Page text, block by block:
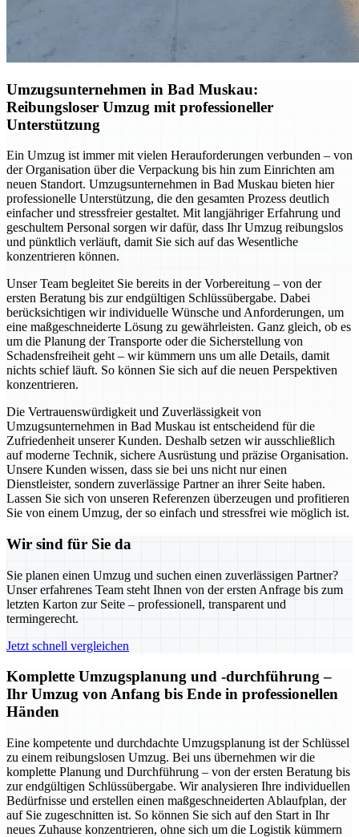
Umzugsunternehmen in Bad Muskau:
Reibungsloser Umzug mit professioneller
Unterstützung
Ein Umzug ist immer mit vielen Herauforderungen verbunden – von
der Organisation über die Verpackung bis hin zum Einrichten am
neuen Standort. Umzugsunternehmen in Bad Muskau bieten hier
professionelle Unterstützung, die den gesamten Prozess deutlich
einfacher und stressfreier gestaltet. Mit langjähriger Erfahrung und
geschultem Personal sorgen wir dafür, dass Ihr Umzug reibungslos
und pünktlich verläuft, damit Sie sich auf das Wesentliche
konzentrieren können.
Unser Team begleitet Sie bereits in der Vorbereitung – von der
ersten Beratung bis zur endgültigen Schlüssübergabe. Dabei
berücksichtigen wir individuelle Wünsche und Anforderungen, um
eine maßgeschneiderte Lösung zu gewährleisten. Ganz gleich, ob es
um die Planung der Transporte oder die Sicherstellung von
Schadensfreiheit geht – wir kümmern uns um alle Details, damit
nichts schief läuft. So können Sie sich auf die neuen Perspektiven
konzentrieren.
Die Vertrauenswürdigkeit und Zuverlässigkeit von
Umzugsunternehmen in Bad Muskau ist entscheidend für die
Zufriedenheit unserer Kunden. Deshalb setzen wir ausschließlich
auf moderne Technik, sichere Ausrüstung und präzise Organisation.
Unsere Kunden wissen, dass sie bei uns nicht nur einen
Dienstleister, sondern zuverlässige Partner an ihrer Seite haben.
Lassen Sie sich von unseren Referenzen überzeugen und profitieren
Sie von einem Umzug, der so einfach und stressfrei wie möglich ist.
Wir sind für Sie da
Sie planen einen Umzug und suchen einen zuverlässigen Partner?
Unser erfahrenes Team steht Ihnen von der ersten Anfrage bis zum
letzten Karton zur Seite – professionell, transparent und
termingerecht.
Jetzt schnell vergleichen
Komplette Umzugsplanung und -durchführung –
Ihr Umzug von Anfang bis Ende in professionellen
Händen
Eine kompetente und durchdachte Umzugsplanung ist der Schlüssel
zu einem reibungslosen Umzug. Bei uns übernehmen wir die
komplette Planung und Durchführung – von der ersten Beratung bis
zur endgültigen Schlüssübergabe. Wir analysieren Ihre individuellen
Bedürfnisse und erstellen einen maßgeschneiderten Ablaufplan, der
auf Sie zugeschnitten ist. So können Sie sich auf den Start in Ihr
neues Zuhause konzentrieren, ohne sich um die Logistik kümmern